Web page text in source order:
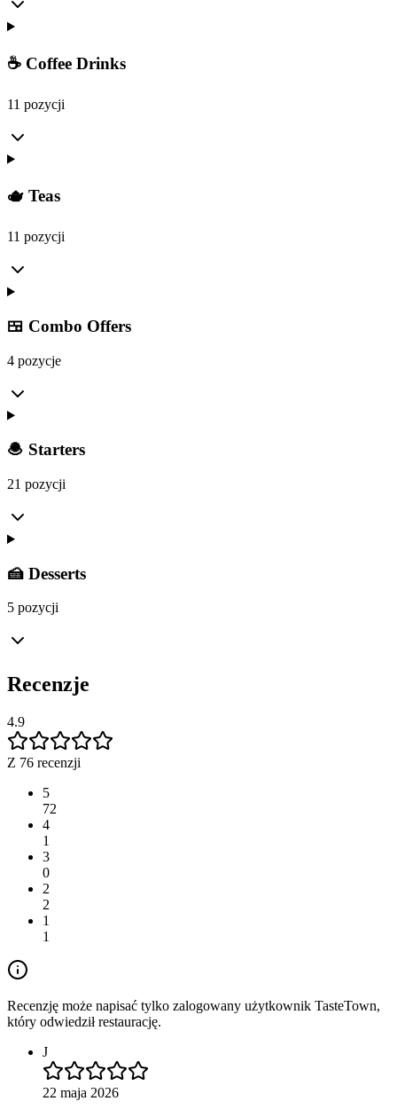
☕ Coffee Drinks
11 pozycji
🫖 Teas
11 pozycji
🍱 Combo Offers
4 pozycje
🧆 Starters
21 pozycji
🍰 Desserts
5 pozycji
Recenzje
4.9
Z 76 recenzji
5
72
4
1
3
0
2
2
1
1
Recenzję może napisać tylko zalogowany użytkownik TasteTown,
który odwiedził restaurację.
J
22 maja 2026